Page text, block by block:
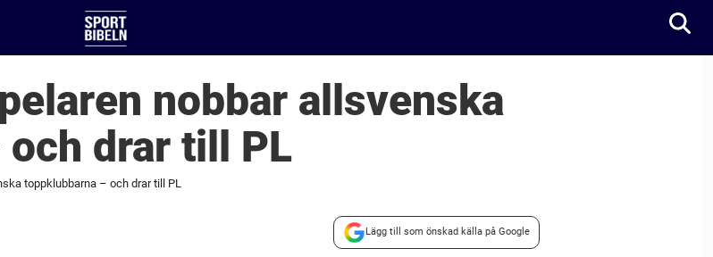
nobbar allsvenska
drar till PL
toppklubbarna – och drar till PL
Lägg till som önskad källa på Google